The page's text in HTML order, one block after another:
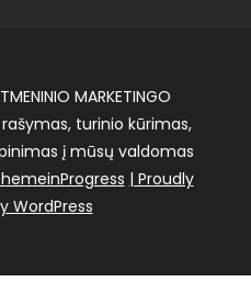
MARKETINGO
rašymas, turinio kūrimas,
į mūsų valdomas
| Proudly
WordPress